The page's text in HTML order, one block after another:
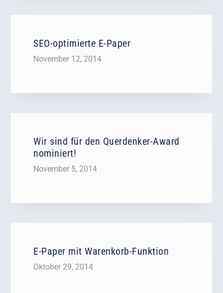
SEO-optimierte E-Paper
November 12, 2014
Wir sind für den Querdenker-Award
nominiert!
November 5, 2014
E-Paper mit Warenkorb-Funktion
Oktober 29, 2014